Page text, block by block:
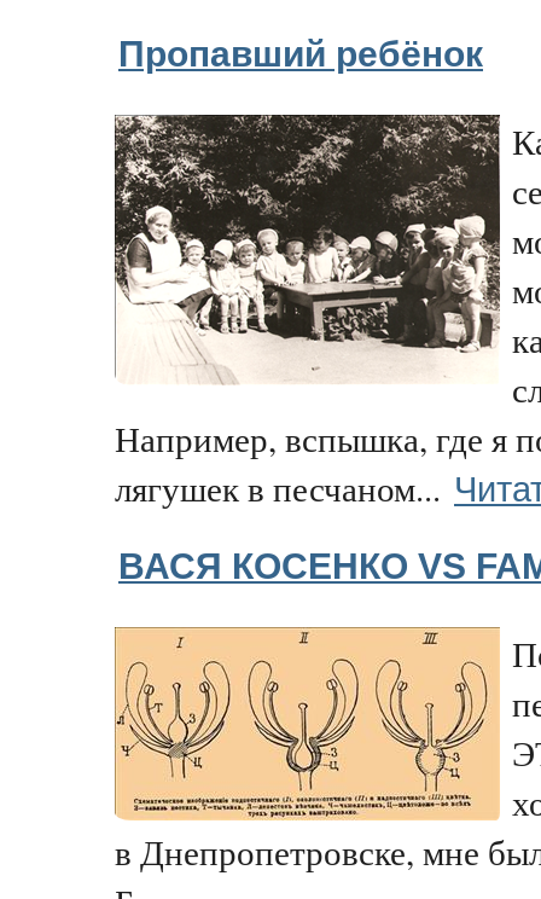
Пропавший ребёнок
Например, вспышка, где я
лягушек в песчаном...
ВАСЯ КОСЕНКО VS
в Днепропетровске, мне